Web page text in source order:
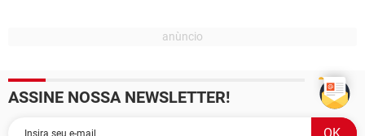
ASSINE NOSSA NEWSLETTER!